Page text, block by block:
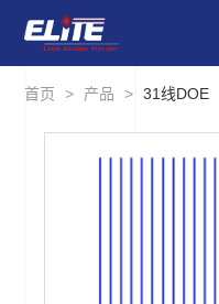
首页 > 产品 > 31线DOE